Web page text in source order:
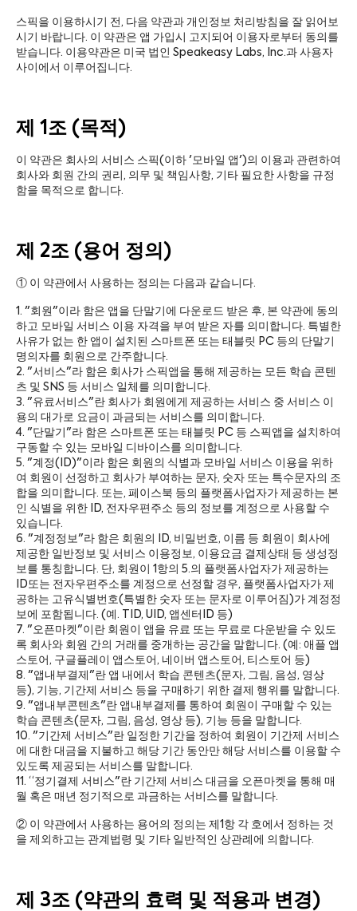
스픽을 이용하시기 전, 다음 약관과 개인정보 처리방침을 잘 읽어보
시기 바랍니다. 이 약관은 앱 가입시 고지되어 이용자로부터 동의를
받습니다. 이용약관은 미국 법인 Speakeasy Labs, Inc.과 사용자
사이에서 이루어집니다.
제 1조 (목적)
이 약관은 회사의 서비스 스픽(이하 '모바일 앱')의 이용과 관련하여
회사와 회원 간의 권리, 의무 및 책임사항, 기타 필요한 사항을 규정
함을 목적으로 합니다.
제 2조 (용어 정의)
① 이 약관에서 사용하는 정의는 다음과 같습니다.
1. "회원"이라 함은 앱을 단말기에 다운로드 받은 후, 본 약관에 동의
하고 모바일 서비스 이용 자격을 부여 받은 자를 의미합니다. 특별한
사유가 없는 한 앱이 설치된 스마트폰 또는 태블릿 PC 등의 단말기
명의자를 회원으로 간주합니다.
2. "서비스"라 함은 회사가 스픽앱을 통해 제공하는 모든 학습 콘텐
츠 및 SNS 등 서비스 일체를 의미합니다.
3. "유료서비스"란 회사가 회원에게 제공하는 서비스 중 서비스 이
용의 대가로 요금이 과금되는 서비스를 의미합니다.
4. "단말기"라 함은 스마트폰 또는 태블릿 PC 등 스픽앱을 설치하여
구동할 수 있는 모바일 디바이스를 의미합니다.
5. "계정(ID)"이라 함은 회원의 식별과 모바일 서비스 이용을 위하
여 회원이 선정하고 회사가 부여하는 문자, 숫자 또는 특수문자의 조
합을 의미합니다. 또는, 페이스북 등의 플랫폼사업자가 제공하는 본
인 식별을 위한 ID, 전자우편주소 등의 정보를 계정으로 사용할 수
있습니다.
6. "계정정보"라 함은 회원의 ID, 비밀번호, 이름 등 회원이 회사에
제공한 일반정보 및 서비스 이용정보, 이용요금 결제상태 등 생성정
보를 통칭합니다. 단, 회원이 1항의 5.의 플랫폼사업자가 제공하는
ID또는 전자우편주소를 계정으로 선정할 경우, 플랫폼사업자가 제
공하는 고유식별번호(특별한 숫자 또는 문자로 이루어짐)가 계정정
보에 포함됩니다. (예. TID, UID, 앱센터ID 등)
7. "오픈마켓"이란 회원이 앱을 유료 또는 무료로 다운받을 수 있도
록 회사와 회원 간의 거래를 중개하는 공간을 말합니다. (예: 애플 앱
스토어, 구글플레이 앱스토어, 네이버 앱스토어, 티스토어 등)
8. "앱내부결제"란 앱 내에서 학습 콘텐츠(문자, 그림, 음성, 영상
등), 기능, 기간제 서비스 등을 구매하기 위한 결제 행위를 말합니다.
9. "앱내부콘텐츠"란 앱내부결제를 통하여 회원이 구매할 수 있는
학습 콘텐츠(문자, 그림, 음성, 영상 등), 기능 등을 말합니다.
10. "기간제 서비스"란 일정한 기간을 정하여 회원이 기간제 서비스
에 대한 대금을 지불하고 해당 기간 동안만 해당 서비스를 이용할 수
있도록 제공되는 서비스를 말합니다.
11. “정기결제 서비스"란 기간제 서비스 대금을 오픈마켓을 통해 매
월 혹은 매년 정기적으로 과금하는 서비스를 말합니다.
② 이 약관에서 사용하는 용어의 정의는 제1항 각 호에서 정하는 것
을 제외하고는 관계법령 및 기타 일반적인 상관례에 의합니다.
제 3조 (약관의 효력 및 적용과 변경)